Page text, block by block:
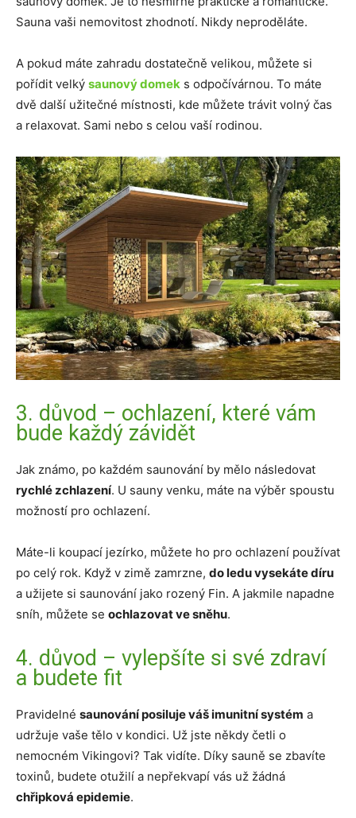
Sauna vaši nemovitost zhodnotí. Nikdy neproděláte.
A pokud máte zahradu dostatečně velikou, můžete si
pořídit velký saunový domek s odpočívárnou. To máte
dvě další užitečné místnosti, kde můžete trávit volný čas
a relaxovat. Sami nebo s celou vaší rodinou.
3. důvod – ochlazení, které vám
bude každý závidět
Jak známo, po každém saunování by mělo následovat
rychlé zchlazení. U sauny venku, máte na výběr spoustu
možností pro ochlazení.
Máte-li koupací jezírko, můžete ho pro ochlazení používat
po celý rok. Když v zimě zamrzne, do ledu vysekáte díru
a užijete si saunování jako rozený Fin. A jakmile napadne
sníh, můžete se ochlazovat ve sněhu.
4. důvod – vylepšíte si své zdraví
a budete fit
Pravidelné saunování posiluje váš imunitní systém a
udržuje vaše tělo v kondici. Už jste někdy četli o
nemocném Vikingovi? Tak vidíte. Díky sauně se zbavíte
toxinů, budete otužilí a nepřekvapí vás už žádná
chřipková epidemie.